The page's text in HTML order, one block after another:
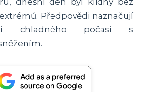
Předpovědi naznačují
chladného počasí s